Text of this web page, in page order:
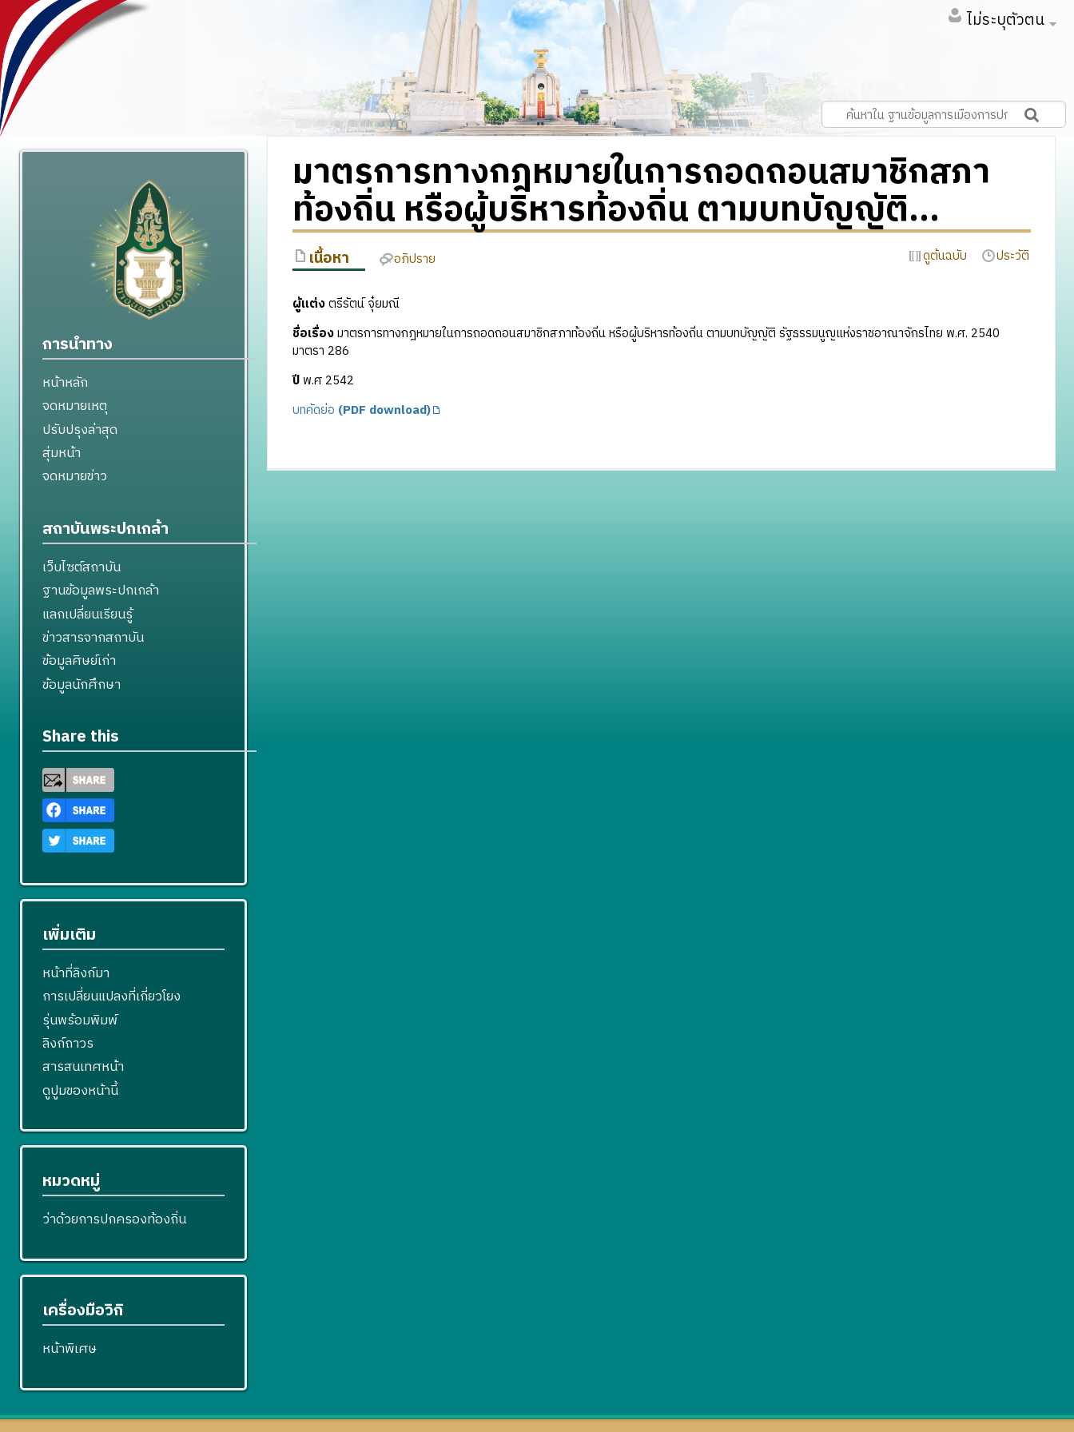
ไม่ระบุตัวตน
มาตรการทางกฎหมายในการถอดถอนสมาชิกสภา
ท้องถิ่น หรือผู้บริหารท้องถิ่น ตามบทบัญญัติ...
เนื้อหา อภิปราย ดูต้นฉบับ ประวัติ
ผู้แต่งตรีรัตน์ จุ๋ยมณี
ชื่อเรื่องมาตรการทางกฎหมายในการถอดถอนสมาชิกสภาท้องถิ่น หรือผู้บริหารท้องถิ่น ตามบทบัญญัติ รัฐธรรมนูญแห่งราชอาณาจักรไทย พ.ศ. 2540
มาตรา 286
ปีพ.ศ 2542
บทคัดย่อ (PDF download)
การนำทาง
หน้าหลัก
จดหมายเหตุ
ปรับปรุงล่าสุด
สุ่มหน้า
จดหมายข่าว
สถาบันพระปกเกล้า
เว็บไซต์สถาบัน
ฐานข้อมูลพระปกเกล้า
แลกเปลี่ยนเรียนรู้
ข่าวสารจากสถาบัน
ข้อมูลศิษย์เก่า
ข้อมูลนักศึกษา
Share this
เพิ่มเติม
หน้าที่ลิงก์มา
การเปลี่ยนแปลงที่เกี่ยวโยง
รุ่นพร้อมพิมพ์
ลิงก์ถาวร
สารสนเทศหน้า
ดูปูมของหน้านี้
หมวดหมู่
ว่าด้วยการปกครองท้องถิ่น
เครื่องมือวิกิ
หน้าพิเศษ